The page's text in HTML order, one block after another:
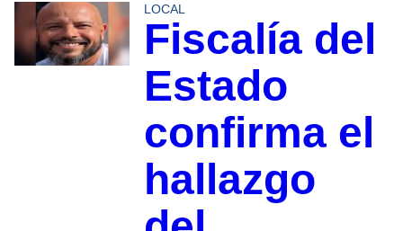
LOCAL
Fiscalía del
Estado
confirma el
hallazgo